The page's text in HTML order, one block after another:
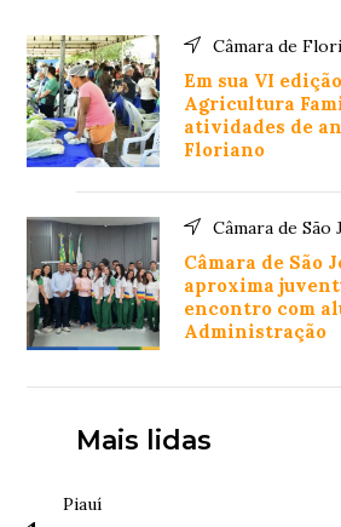
Câmara de
Em sua VI
Agricultura
atividades de
Floriano
Câmara de São
Câmara de São
aproxima
encontro com
Administração
Mais lidas
Piauí